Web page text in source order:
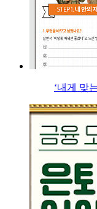
‘내게 맞